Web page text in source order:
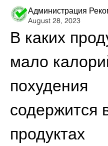
Администрация
August 28, 2023
В каких
мало
похудения
содержится
продуктах